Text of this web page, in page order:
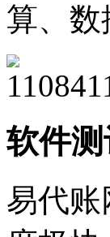
算、
软件
易代